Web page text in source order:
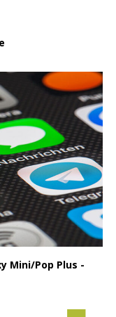
Mini/Pop Plus -